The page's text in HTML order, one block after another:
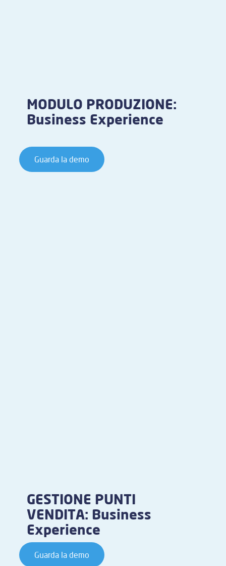
MODULO PRODUZIONE:
Business Experience
Guarda la demo
GESTIONE PUNTI
VENDITA: Business
Experience
Guarda la demo